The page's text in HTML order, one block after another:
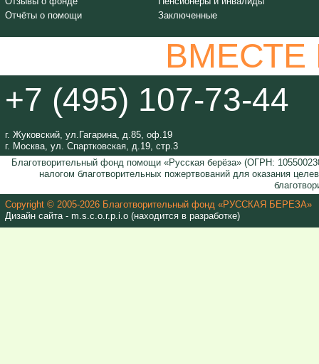
Отчёты о помощи
Заключенные
+7 (495) 107-73-44
г. Жуковский, ул.Гагарина, д.85, оф.19
г. Москва, ул. Спартковская, д.19, стр.3
Благотворительный фонд помощи «Русская берёза» (ОГРН:
налогом благотворительных пожертвований для оказания
Copyright © 2005-2026 Благотворительный фонд «РУССКАЯ БЕРЕЗА»
Дизайн сайта - m.s.c.o.r.p.i.o (находится в разработке)